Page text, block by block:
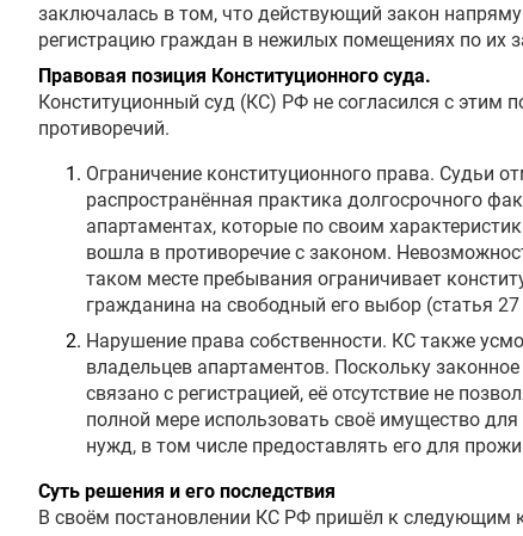
заключалась в том, что действующий закон
регистрацию граждан в нежилых помещениях по их
Правовая позиция Конституционного суда.
Конституционный суд (КС) РФ не согласился с этим
противоречий.
Ограничение конституционного права. Судьи
распространённая практика долгосрочного
апартаментах, которые по своим
вошла в противоречие с законом.
таком месте пребывания ограничивает
гражданина на свободный его выбор (статья
Нарушение права собственности. КС также
владельцев апартаментов. Поскольку
связано с регистрацией, её отсутствие не
полной мере использовать своё имущество
нужд, в том числе предоставлять его для
Суть решения и его последствия
В своём постановлении КС РФ пришёл к